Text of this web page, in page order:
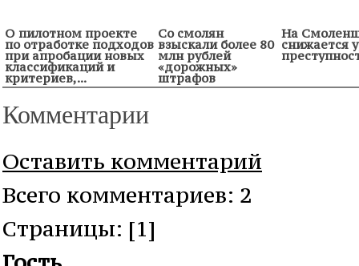
О пилотном проекте
по отработке подходов
при апробации новых
классификаций и
критериев,...
Со смолян
взыскали более 80
млн рублей
«дорожных»
штрафов
На
снижается
Комментарии
Оставить комментарий
Всего комментариев: 2
Cтраницы: [1]